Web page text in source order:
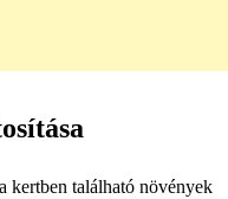
kertben található növények